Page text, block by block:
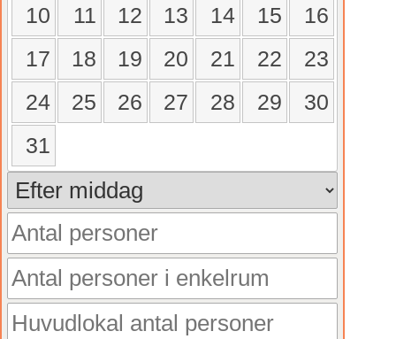
10 11 12 13 14 15
16
17
18 19 20 21 22
23
24
25 26 27 28 29
30
31